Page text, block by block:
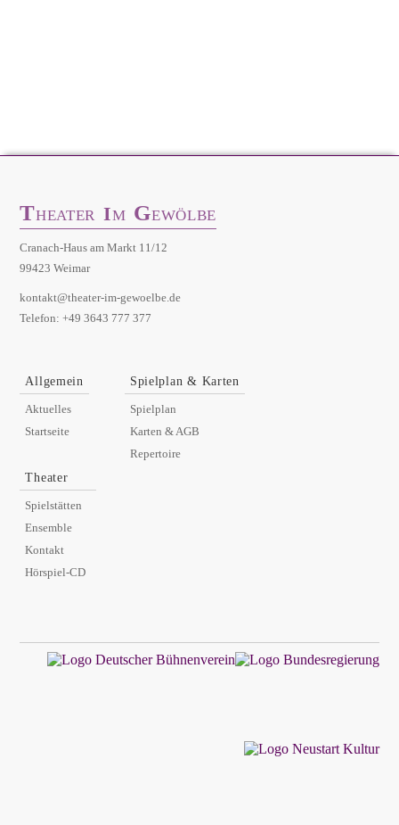
THEATER IM GEWÖLBE
Cranach-Haus am Markt 11/12
99423 Weimar
kontakt@theater-im-gewoelbe.de
Telefon: +49 3643 777 377
Allgemein
Aktuelles
Startseite
Spielplan & Karten
Spielplan
Karten & AGB
Repertoire
Theater
Spielstätten
Ensemble
Kontakt
Hörspiel-CD